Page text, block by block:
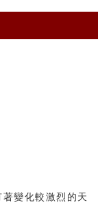
變化較激烈的天